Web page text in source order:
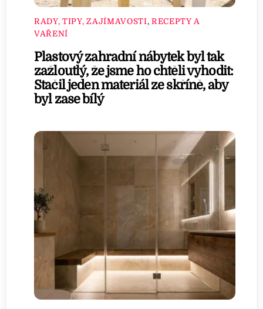
RADY, TIPY, ZAJÍMAVOSTI, RECEPTY A
VAŘENÍ
Plastový zahradní nábytek byl tak
zažloutlý, že jsme ho chtěli vyhodit:
Stačil jeden materiál ze skříně, aby
byl zase bílý